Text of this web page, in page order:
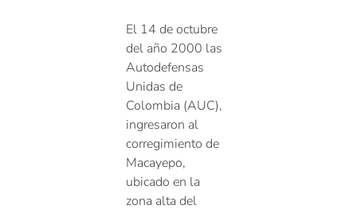
El 14 de octubre
del año 2000 las
Autodefensas
Unidas de
Colombia (AUC),
ingresaron al
corregimiento de
Macayepo,
ubicado en la
zona alta del